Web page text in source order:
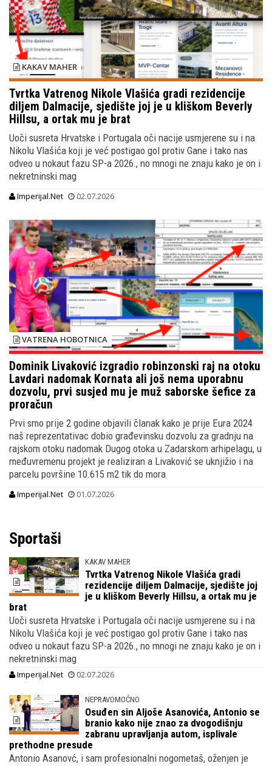
KAKAV MAHER
Tvrtka Vatrenog Nikole Vlašića gradi rezidencije
diljem Dalmacije, sjedište joj je u kliškom Beverly
Hillsu, a ortak mu je brat
Uoči susreta Hrvatske i Portugala oči nacije usmjerene su i na
Nikolu Vlašića koji je već postigao gol protiv Gane i tako nas
odveo u nokaut fazu SP-a 2026., no mnogi ne znaju kako je on i
nekretninski mag
Imperijal.Net 02.07.2026
VATRENA HOBOTNICA
Dominik Livaković izgradio robinzonski raj na otoku
Lavdari nadomak Kornata ali još nema uporabnu
dozvolu, prvi susjed mu je muž saborske šefice za
proračun
Prvi smo prije 2 godine objavili članak kako je prije Eura 2024
naš reprezentativac dobio građevinsku dozvolu za gradnju na
rajskom otoku nadomak Dugog otoka u Zadarskom arhipelagu, u
međuvremenu projekt je realiziran a Livaković se uknjižio i na
parcelu površine 10.615 m2 tik do mora
Imperijal.Net 01.07.2026
Sportaši
KAKAV MAHER
Tvrtka Vatrenog Nikole Vlašića gradi
rezidencije diljem Dalmacije, sjedište joj
je u kliškom Beverly Hillsu, a ortak mu je
brat
Uoči susreta Hrvatske i Portugala oči nacije usmjerene su i na
Nikolu Vlašića koji je već postigao gol protiv Gane i tako nas
odveo u nokaut fazu SP-a 2026., no mnogi ne znaju kako je on i
nekretninski mag
Imperijal.Net 02.07.2026
NEPRAVOMOĆNO
Osuđen sin Aljoše Asanovića, Antonio se
branio kako nije znao za dvogodišnju
zabranu upravljanja autom, isplivale
prethodne presude
Antonio Asanovć, i sam profesionalni nogometaš, oženjen je